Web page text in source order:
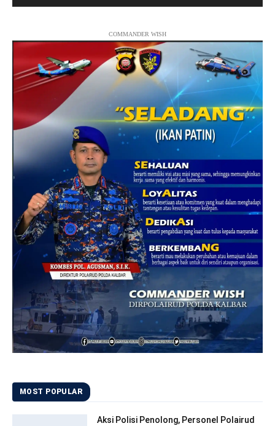
COMMANDER WISH
MOST POPULAR
Aksi Polisi Penolong, Personel Polairud